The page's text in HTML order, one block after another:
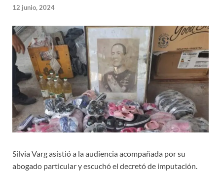
12 junio, 2024
Silvia Varg asistió a la audiencia acompañada por su
abogado particular y escuchó el decretó de imputación.